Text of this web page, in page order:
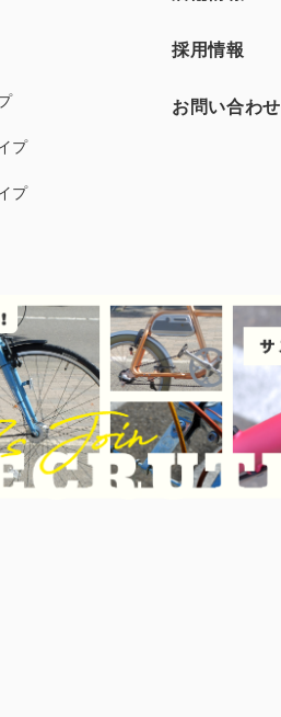
プ
プ
採用情報
お問い合わせ